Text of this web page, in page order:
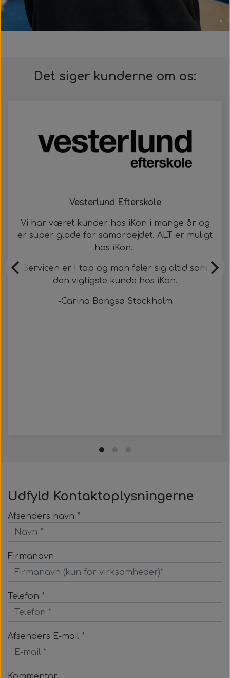
Det siger kunderne om os:
Vesterlund Efterskole
Vi har været kunder hos iKon i mange år og
er super glade for samarbejdet. ALT er muligt
hos iKon.
Servicen er I top og man føler sig altid som
den vigtigste kunde hos iKon.
-Carina Bangsø Stockholm
Udfyld Kontaktoplysningerne
Afsenders navn *
Firmanavn
Telefon *
Afsenders E-mail *